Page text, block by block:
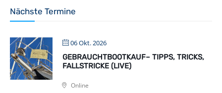
Nächste Termine
06 Okt. 2026
GEBRAUCHTBOOTKAUF– TIPPS, TRICKS,
FALLSTRICKE (LIVE)
Online